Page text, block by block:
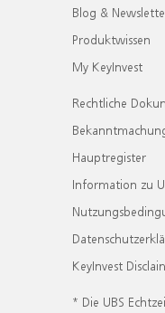
Blog &
Produktwissen
My KeyInvest
Rechtliche
Hauptregister
Information zu
KeyInvest
* Die UBS